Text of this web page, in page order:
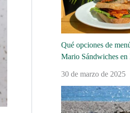
Qué opciones de
Mario Sándwiches en
30 de marzo de 2025